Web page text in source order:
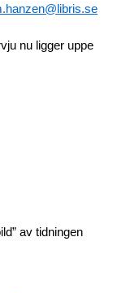
nu ligger uppe
av tidningen